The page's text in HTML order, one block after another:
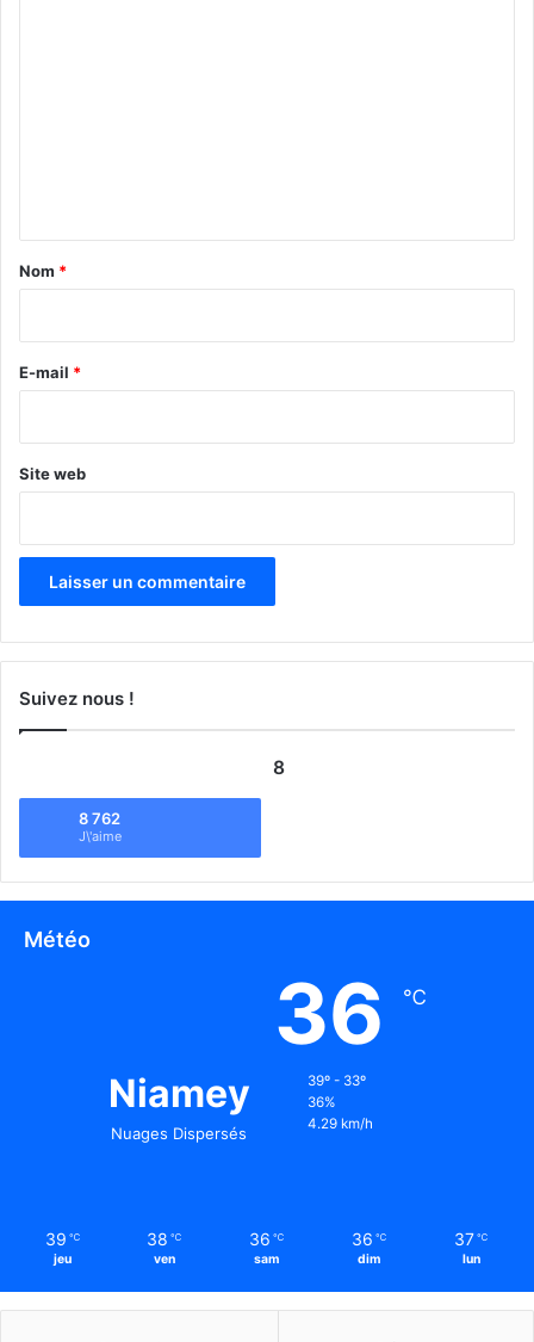
a
e
Nom *
E-mail *
Site web
Suivez nous !
8
8 762
J\'aime
Météo
Niamey
Nuages Dispersés
36 ℃
39º - 33º
36%
4.29 km/h
39 ℃
jeu
38 ℃
ven
36 ℃
sam
36 ℃
dim
37 ℃
lun